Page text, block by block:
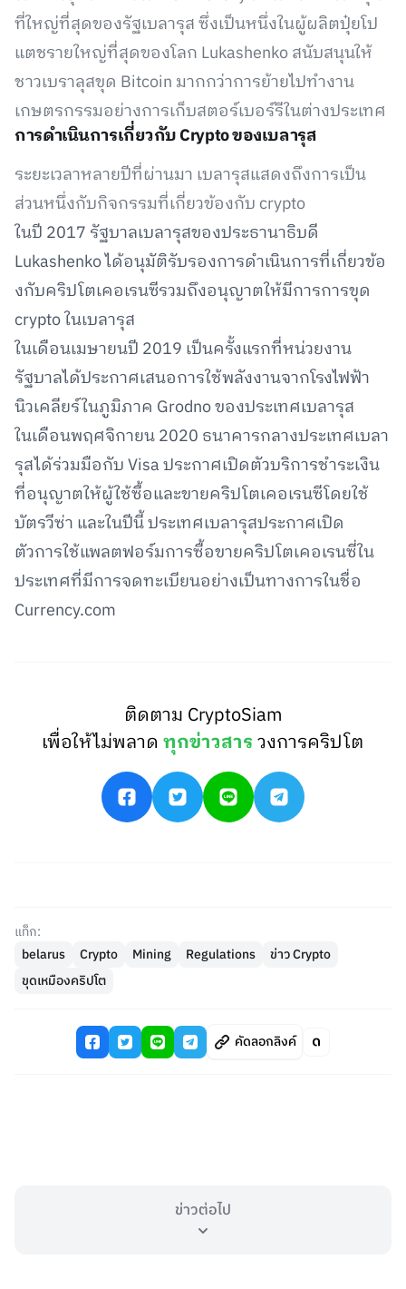
ที่ใหญ่ที่สุดของรัฐเบลารุส ซึ่งเป็นหนึ่งในผู้ผลิตปุ๋ยโป
แตชรายใหญ่ที่สุดของโลก Lukashenko สนับสนุนให้
ชาวเบราลุสขุด Bitcoin มากกว่าการย้ายไปทำงาน
เกษตรกรรมอย่างการเก็บสตอร์เบอร์รีในต่างประเทศ
การดำเนินการเกี่ยวกับ Crypto ของเบลารุส
ระยะเวลาหลายปีที่ผ่านมา เบลารุสแสดงถึงการเป็น
ส่วนหนึ่งกับกิจกรรมที่เกี่ยวข้องกับ crypto
ในปี 2017 รัฐบาลเบลารุสของประธานาธิบดี
Lukashenko ได้อนุมัติรับรองการดำเนินการที่เกี่ยวข้อ
งกับคริปโตเคอเรนซีรวมถึงอนุญาตให้มีการการขุด
crypto ในเบลารุส
ในเดือนเมษายนปี 2019 เป็นครั้งแรกที่หน่วยงาน
รัฐบาลได้ประกาศเสนอการใช้พลังงานจากโรงไฟฟ้า
นิวเคลียร์ในภูมิภาค Grodno ของประเทศเบลารุส
ในเดือนพฤศจิกายน 2020 ธนาคารกลางประเทศเบลา
รุสได้ร่วมมือกับ Visa ประกาศเปิดตัวบริการชำระเงิน
ที่อนุญาตให้ผู้ใช้ซื้อและขายคริปโตเคอเรนซีโดยใช้
บัตรวีซ่า และในปีนี้ ประเทศเบลารุสประกาศเปิด
ตัวการใช้แพลตฟอร์มการซื้อขายคริปโตเคอเรนซี่ใน
ประเทศที่มีการจดทะเบียนอย่างเป็นทางการในชื่อ
Currency.com
ติดตาม CryptoSiam
เพื่อให้ไม่พลาดทุกข่าวสารวงการคริปโต
แท็ก:
belarus
Crypto Mining Regulations
ข่าว Crypto
ขุดเหมืองคริปโต
คัดลอกลิงค์
ข่าวต่อไป